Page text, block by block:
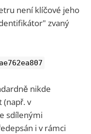
není klíčové jeho
zvaný
nikde
(např. v
sdílenými
i v rámci